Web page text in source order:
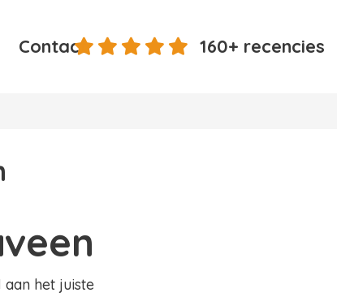
Contact 160+ recencies
aan het juiste